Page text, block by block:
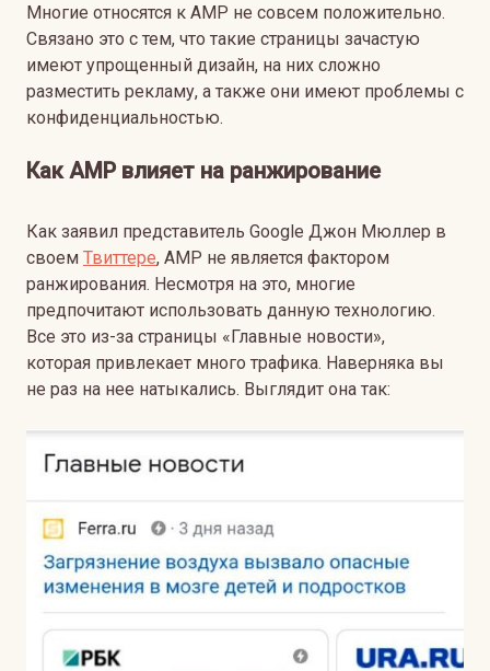
Многие относятся к AMP не совсем положительно.
Связано это с тем, что такие страницы зачастую
имеют упрощенный дизайн, на них сложно
разместить рекламу, а также они имеют проблемы с
конфиденциальностью.
Как AMPвлияет на ранжирование
Как заявил представитель Google Джон Мюллер в
своем Твиттере, AMP не является фактором
ранжирования. Несмотря на это, многие
предпочитают использовать данную технологию.
Все это из-за страницы «Главные новости»,
которая привлекает много трафика. Наверняка вы
не раз на нее натыкались. Выглядит она так: